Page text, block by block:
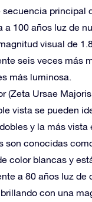
secuencia principal
a 100 años luz de
visual de
seis veces más
más luminosa.
(Zeta Ursae
vista se pueden
y la más vista
son conocidas
color blancas y
a 80 años luz de
con una